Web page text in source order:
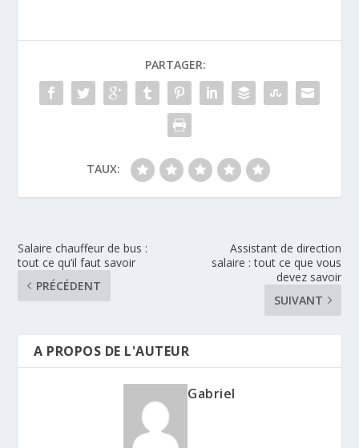
PARTAGER:
TAUX:
Salaire chauffeur de bus :
tout ce qu’il faut savoir
PRÉCÉDENT
Assistant de direction
salaire : tout ce que vous
devez savoir
SUIVANT
A PROPOS DE L'AUTEUR
Gabriel